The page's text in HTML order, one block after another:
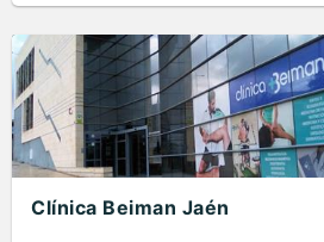
Clínica Beiman Jaén